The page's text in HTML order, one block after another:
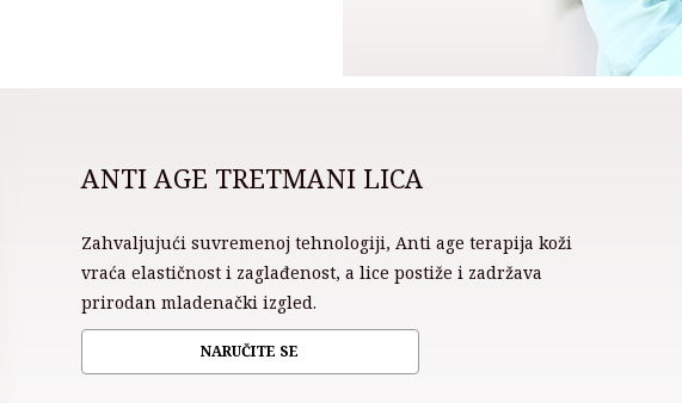
ANTI AGE TRETMANI LICA
Zahvaljujući suvremenoj tehnologiji, Anti age terapija koži
vraća elastičnost i zaglađenost, a lice postiže i zadržava
prirodan mladenački izgled.
NARUČITE SE